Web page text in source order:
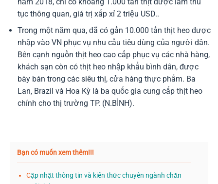
tục thông quan, giá trị xấp xỉ 2 triệu USD..
Trong một năm qua, đã có gần 10.000 tấn thịt heo được
nhập vào VN phục vụ nhu cầu tiêu dùng của người dân.
Bên cạnh nguồn thịt heo cao cấp phục vụ các nhà hàng,
khách sạn còn có thịt heo nhập khẩu bình dân, được
bày bán trong các siêu thị, cửa hàng thực phẩm. Ba
Lan, Brazil và Hoa Kỳ là ba quốc gia cung cấp thịt heo
chính cho thị trường TP. (N.BÌNH).
Bạn có muốn xem thêm!!!
Cập nhật thông tin và kiến thức chuyên ngành chăn